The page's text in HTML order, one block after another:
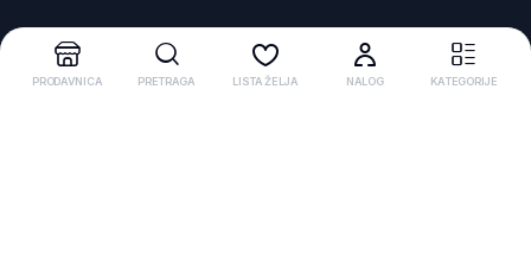
PRODAVNICA PRETRAGA LISTA ŽELJA NALOG KATEGORIJE